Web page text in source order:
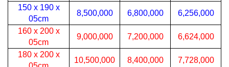
150 x 190 x
05cm
8,500,000 6,800,000 6,256,000
160 x 200 x
05cm
9,000,000 7,200,000 6,624,000
180 x 200 x
10,500,000 8,400,000 7,728,000